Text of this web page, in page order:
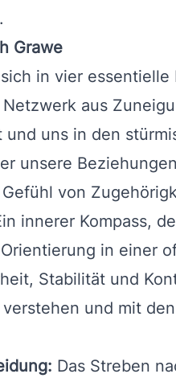
Grawe
in vier
aus
uns in den
unsere
von
innerer Kompass,
in einer
Stabilität und
und mit
Das Streben